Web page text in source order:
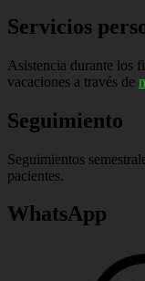
Servicios
Asistencia durante los
vacaciones a través de
Seguimiento
Seguimientos
pacientes.
WhatsApp